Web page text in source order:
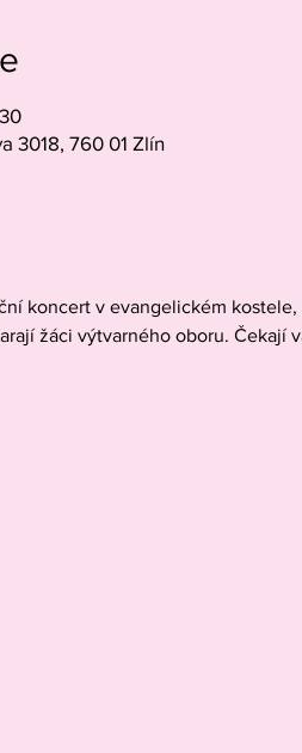
3018, 760 01 Zlín
koncert v evangelickém
žáci výtvarného oboru. Čekají